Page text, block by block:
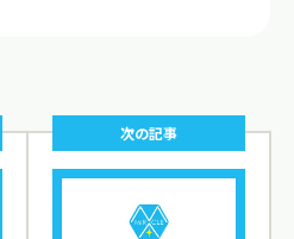
次の記事